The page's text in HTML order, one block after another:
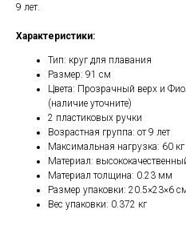
9 лет.
Характеристики:
Тип: круг для плавания
Размер: 91 см
Цвета: Прозрачный верх и
(наличие уточните)
2 пластиковых ручки
Возрастная группа: от 9 лет
Максимальная нагрузка: 60 кг
Материал:
Материал толщина: 0.23 мм
Размер упаковки: 20.5×23×6
Вес упаковки: 0.372 кг